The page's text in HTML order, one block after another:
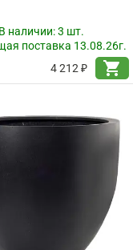
наличии:3 шт.
поставка 13.08.26г.
4 212 ₽
shopping_cart